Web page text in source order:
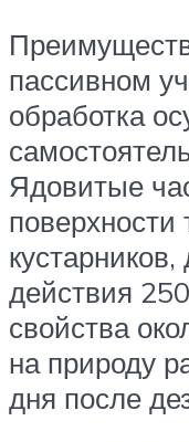
пассивном
обработка
Ядовитые
поверхности
действия
свойства
на природу
дня после